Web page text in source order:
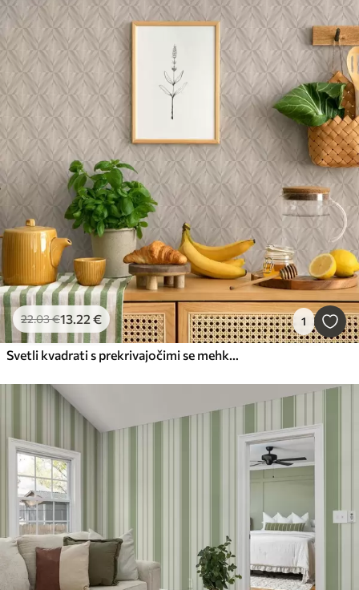
22.03€13.22 € 1
Svetli kvadrati s prekrivajočimi se mehkimi diagonalnimi potezami